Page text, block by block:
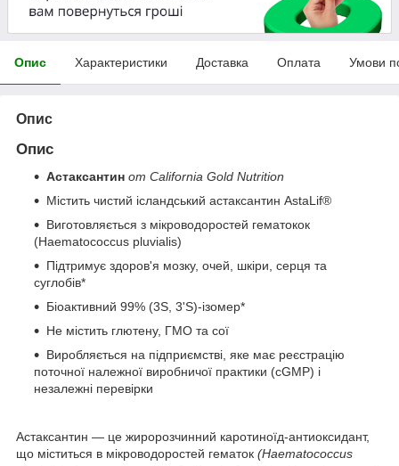
Опис Характеристики Доставка Оплата Умови
Опис
Опис
Астаксантин от California Gold Nutrition
Містить чистий ісландський астаксантин AstaLif®
Виготовляється з мікроводоростей гематокок
(Haematococcus pluvialis)
Підтримує здоров'я мозку, очей, шкіри, серця та
суглобів*
Біоактивний 99% (3S, 3'S)-ізомер*
Не містить глютену, ГМО та сої
Виробляється на підприємстві, яке має реєстрацію
поточної належної виробничої практики (cGMP) і
незалежні перевірки
Астаксантин — це жиророзчинний каротиноїд-антиоксидант,
що міститься в мікроводоростей гематок (Haematococcus